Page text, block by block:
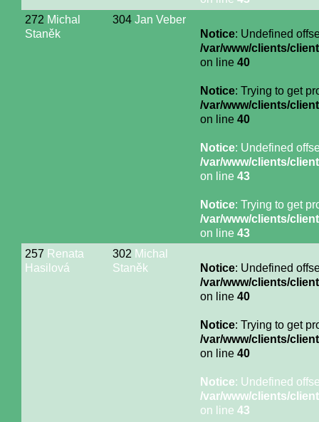
272 Michal
Staněk
304 Jan Veber
Notice: Undefined
/var/www/clients/
on line 40
Notice: Trying to get
/var/www/clients/
on line 40
Notice: Undefined
/var/www/clients/
on line 43
Notice: Trying to get
/var/www/clients/
on line 43
257 Renata
Hasilová
302 Michal
Staněk
Notice: Undefined
/var/www/clients/
on line 40
Notice: Trying to get
/var/www/clients/
on line 40
Notice: Undefined
/var/www/clients/
on line 43